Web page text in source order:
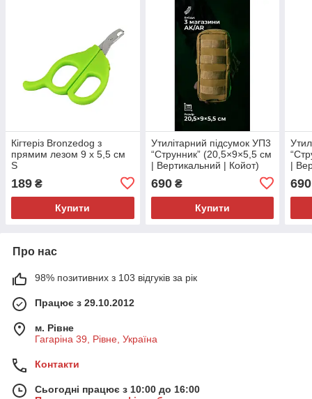
Кігтеріз Bronzedog з
прямим лезом 9 х 5,5 см
S
189 ₴
Купити
Утилітарний підсумок УП3
“Струнник” (20,5×9×5,5 см
| Вертикальний | Койот)
690₴
Купити
|
690
Про нас
98% позитивних з 103 відгуків за рік
Працює з 29.10.2012
м. Рівне
Гагаріна 39, Рівне, Україна
Контакти
Сьогодні працює з 10:00 до 16:00